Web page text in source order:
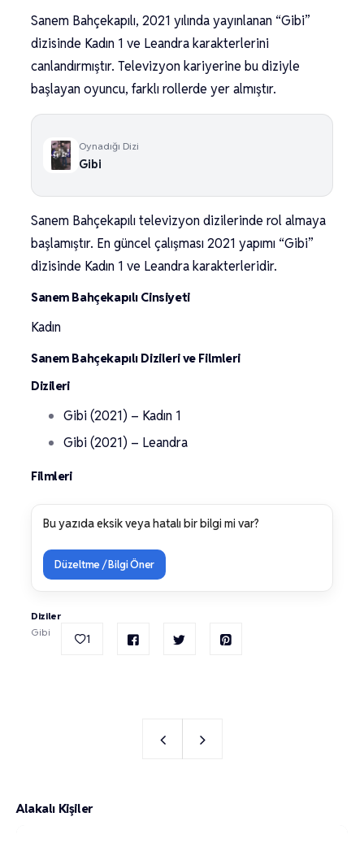
Sanem Bahçekapılı, 2021 yılında yayınlanan “Gibi”
dizisinde Kadın 1 ve Leandra karakterlerini
canlandırmıştır. Televizyon kariyerine bu diziyle
başlayan oyuncu, farklı rollerde yer almıştır.
Oynadığı Dizi
Gibi
Sanem Bahçekapılı televizyon dizilerinde rol almaya
başlamıştır. En güncel çalışması 2021 yapımı “Gibi”
dizisinde Kadın 1 ve Leandra karakterleridir.
Sanem Bahçekapılı Cinsiyeti
Kadın
Sanem Bahçekapılı Dizileri ve Filmleri
Dizileri
Gibi (2021) – Kadın 1
Gibi (2021) – Leandra
Filmleri
Bu yazıda eksik veya hatalı bir bilgi mi var?
Düzeltme / Bilgi Öner
Diziler
Gibi
1
Alakalı Kişiler